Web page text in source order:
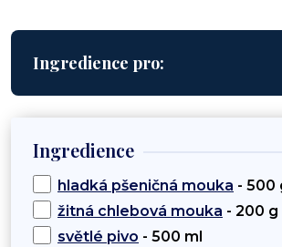
Ingredience pro:
Ingredience
hladká pšeničná mouka - 500
žitná chlebová mouka - 200 g
světlé pivo - 500 ml